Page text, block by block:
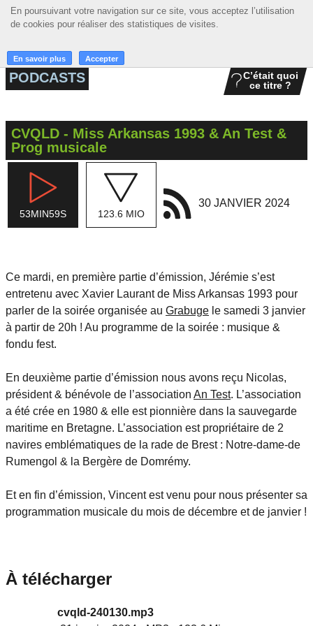
En poursuivant votre navigation sur ce site, vous acceptez l’utilisation
de cookies pour réaliser des statistiques de visites.
En savoir plus Accepter
En poursuivant votre navigation sur ce site, vous acceptez l’utilisation
de cookies pour réaliser des statistiques de visites.
En savoir plus Accepter
☰ MENU
ACCUEIL
GRILLE
MUSIQUE
ACTIONS
LA RADIO
PODCASTS
C’était quoi
ce titre ?
CVQLD - Miss Arkansas 1993 & An Test &
Prog musicale
53MIN59S 123.6 MIO
30 JANVIER 2024
Ce mardi, en première partie d’émission, Jérémie s’est
entretenu avec Xavier Laurant de Miss Arkansas 1993 pour
parler de la soirée organisée au Grabuge le samedi 3 janvier
à partir de 20h ! Au programme de la soirée : musique &
fondu fest.
En deuxième partie d’émission nous avons reçu Nicolas,
président & bénévole de l’association An Test. L’association
a été crée en 1980 & elle est pionnière dans la sauvegarde
maritime en Bretagne. L’association est propriétaire de 2
navires emblématiques de la rade de Brest : Notre-dame-de
Rumengol & la Bergère de Domrémy.
Et en fin d’émission, Vincent est venu pour nous présenter sa
programmation musicale du mois de décembre et de janvier !
À télécharger
cvqld-240130.mp3